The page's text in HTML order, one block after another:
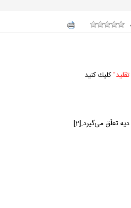
كليك كنيد
تعلّق مى‌گيرد.[2]